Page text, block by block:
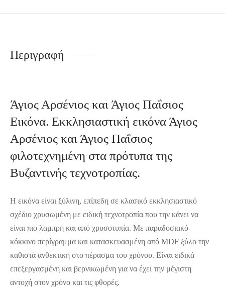
Περιγραφή
Άγιος Αρσένιος και Άγιος Παΐσιος
Εικόνα. Εκκλησιαστική εικόνα Άγιος
Αρσένιος και Άγιος Παΐσιος
φιλοτεχνημένη στα πρότυπα της
Βυζαντινής τεχνοτροπίας.
Η εικόνα είναι ξύλινη, επίπεδη σε κλασικό εκκλησιαστικό
σχέδιο χρυσωμένη με ειδική τεχνοτροπία που την κάνει να
είναι πιο λαμπρή και από χρυσοτυπία. Με παραδοσιακό
κόκκινο περίγραμμα και κατασκευασμένη από MDF ξύλο την
καθιστά ανθεκτική στο πέρασμα του χρόνου. Είναι ειδικά
επεξεργασμένη και βερνικωμένη για να έχει την μέγιστη
αντοχή στον χρόνο και τις φθορές.